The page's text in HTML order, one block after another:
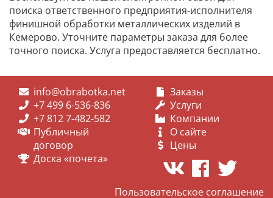
поиска ответственного предприятия-исполнителя
финишной обработки металлических изделий в
Кемерово. Уточните параметры заказа для более
точного поиска. Услуга предоставляется бесплатно.
info@obrabotka.net
+7 499 6-536-836
+7 812 7-482-582
Публичный
договор
Доска «почета»
Заказы
Услуги
Компании
О сайте
Цены
Пользовательское соглашение